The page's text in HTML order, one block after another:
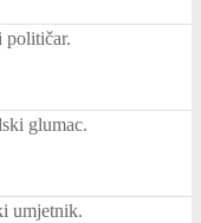
političar.
glumac.
umjetnik.